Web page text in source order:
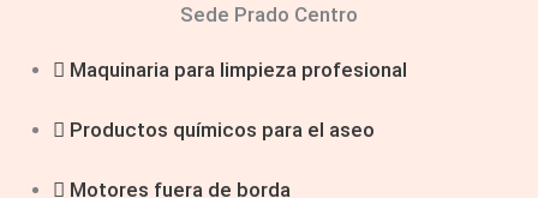
Sede Prado Centro
Maquinaria para limpieza profesional
Productos químicos para el aseo
Motores fuera de borda